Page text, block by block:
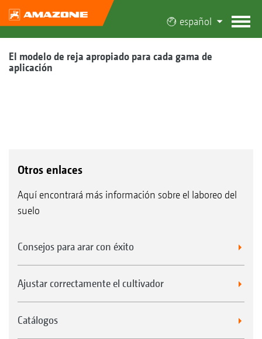
español
El modelo de reja apropiado para cada gama de
aplicación
Otros enlaces
Aquí encontrará más información sobre el laboreo del
suelo
Consejos para arar con éxito
Ajustar correctamente el cultivador
Catálogos